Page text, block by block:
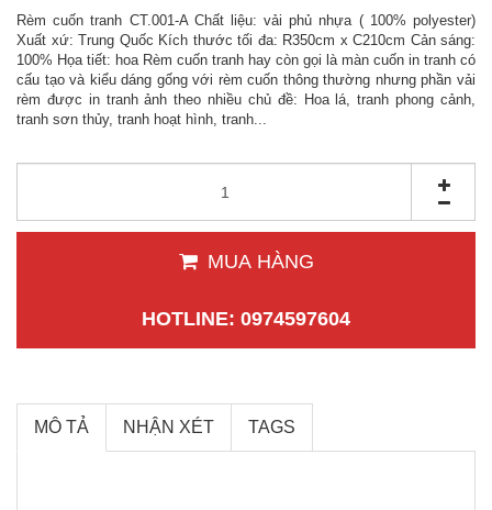
Rèm cuốn tranh CT.001-A Chất liệu: vải phủ nhựa ( 100% polyester)
Xuất xứ: Trung Quốc Kích thước tối đa: R350cm x C210cm Cản sáng:
100% Họa tiết: hoa Rèm cuốn tranh hay còn gọi là màn cuốn in tranh có
cấu tạo và kiểu dáng gống với rèm cuốn thông thường nhưng phần vải
rèm được in tranh ảnh theo nhiều chủ đề: Hoa lá, tranh phong cảnh,
tranh sơn thủy, tranh hoạt hình, tranh...
MUA HÀNG
HOTLINE: 0974597604
MÔ TẢ NHẬN XÉT TAGS